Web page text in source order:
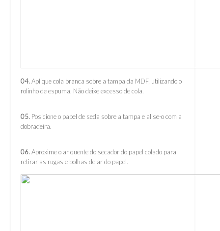
04.Aplique cola branca sobre a tampa da MDF, utilizando o
rolinho de espuma. Não deixe excesso de cola.
05. Posicione o papel de seda sobre a tampa e alise-o com a
dobradeira.
06.Aproxime o ar quente do secador do papel colado para
retirar as rugas e bolhas de ar do papel.